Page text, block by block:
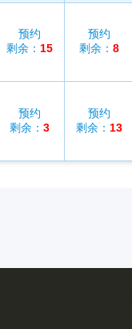
预约
剩余： 15
预约
剩余： 8
预约
剩余： 3
预约
剩余： 13